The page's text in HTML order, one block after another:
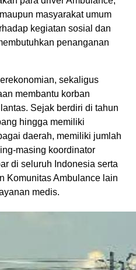
masyarakat umum
kegiatan sosial dan
penanganan
sekaligus
membantu korban
Sejak berdiri di tahun
hingga memiliki
daerah, memiliki jumlah
masing koordinator
di seluruh Indonesia serta
Komunitas Ambulance lain
medis.